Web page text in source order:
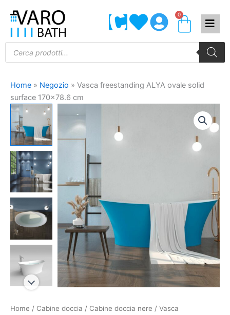
contenuto
0
Products
search
Home » Negozio » Vasca freestanding ALYA ovale solid
surface 170×78.6 cm
Home / Cabine doccia / Cabine doccia nere / Vasca
Vasca